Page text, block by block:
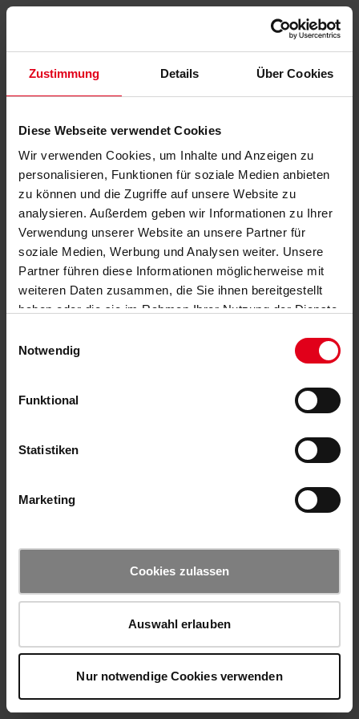
Zustimmung Details Über Cookies
Diese Webseite verwendet Cookies
Wir verwenden Cookies, um Inhalte und Anzeigen zu
personalisieren, Funktionen für soziale Medien anbieten
zu können und die Zugriffe auf unsere Website zu
analysieren. Außerdem geben wir Informationen zu Ihrer
Verwendung unserer Website an unsere Partner für
soziale Medien, Werbung und Analysen weiter. Unsere
Partner führen diese Informationen möglicherweise mit
weiteren Daten zusammen, die Sie ihnen bereitgestellt
haben oder die sie im Rahmen Ihrer Nutzung der Dienste
Notwendig
Funktional
Statistiken
Marketing
Cookies zulassen
Auswahl erlauben
Nur notwendige Cookies verwenden